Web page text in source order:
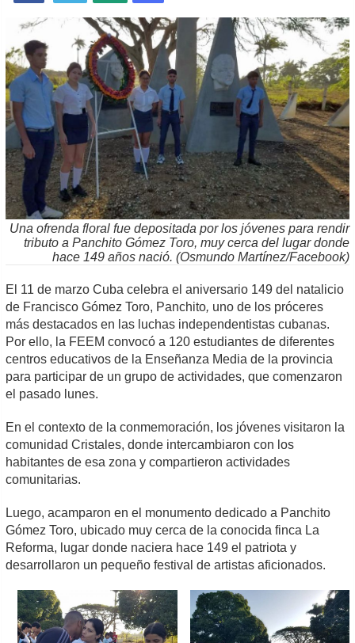
Una ofrenda floral fue depositada por los jóvenes para rendir
tributo a Panchito Gómez Toro, muy cerca del lugar donde
hace 149 años nació. (Osmundo Martínez/Facebook)
El 11 de marzo Cuba celebra el aniversario 149 del natalicio
de Francisco Gómez Toro, Panchito, uno de los próceres
más destacados en las luchas independentistas cubanas.
Por ello, la FEEM convocó a 120 estudiantes de diferentes
centros educativos de la Enseñanza Media de la provincia
para participar de un grupo de actividades, que comenzaron
el pasado lunes.
En el contexto de la conmemoración, los jóvenes visitaron la
comunidad Cristales, donde intercambiaron con los
habitantes de esa zona y compartieron actividades
comunitarias.
Luego, acamparon en el monumento dedicado a Panchito
Gómez Toro, ubicado muy cerca de la conocida finca La
Reforma, lugar donde naciera hace 149 el patriota y
desarrollaron un pequeño festival de artistas aficionados.